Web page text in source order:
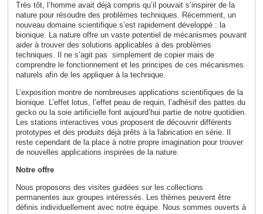
Très tôt, l’homme avait déjà compris qu’il pouvait s’inspirer de la
nature pour résoudre des problèmes techniques. Récemment, un
nouveau domaine scientifique s’est rapidement développé : la
bionique. La nature offre un vaste potentiel de mécanismes pouvant
aider à trouver des solutions applicables à des problèmes
techniques. Il ne s’agit pas simplement de copier mais de
comprendre le fonctionnement et les principes de ces mécanismes
naturels afin de les appliquer à la technique.
L’exposition montre de nombreuses applications scientifiques de la
bionique. L’effet lotus, l’effet peau de requin, l’adhésif des pattes du
gecko ou la soie artificielle font aujourd’hui partie de notre quotidien.
Les stations interactives vous proposent de découvrir différents
prototypes et des produits déjà prêts à la fabrication en série. Il
reste cependant de la place à notre propre imagination pour trouver
de nouvelles applications inspirées de la nature.
Notre offre
Nous proposons des visites guidées sur les collections
permanentes aux groupes intéressés. Les thèmes peuvent être
définis individuellement avec notre équipe. Nous sommes ouverts à